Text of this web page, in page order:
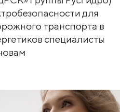
для
транспорта в
специалисты